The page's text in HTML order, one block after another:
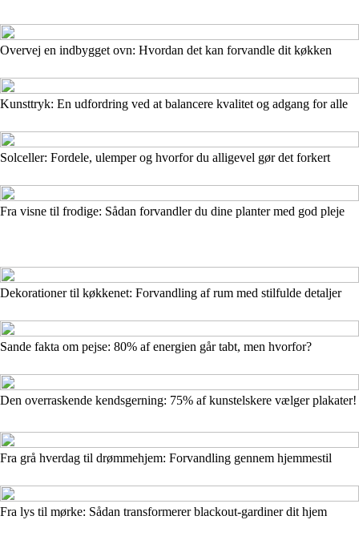
Overvej en indbygget ovn: Hvordan det kan forvandle dit køkken
Kunsttryk: En udfordring ved at balancere kvalitet og adgang for alle
Solceller: Fordele, ulemper og hvorfor du alligevel gør det forkert
Fra visne til frodige: Sådan forvandler du dine planter med god pleje
Dekorationer til køkkenet: Forvandling af rum med stilfulde detaljer
Sande fakta om pejse: 80% af energien går tabt, men hvorfor?
Den overraskende kendsgerning: 75% af kunstelskere vælger plakater!
Fra grå hverdag til drømmehjem: Forvandling gennem hjemmestil
Fra lys til mørke: Sådan transformerer blackout-gardiner dit hjem